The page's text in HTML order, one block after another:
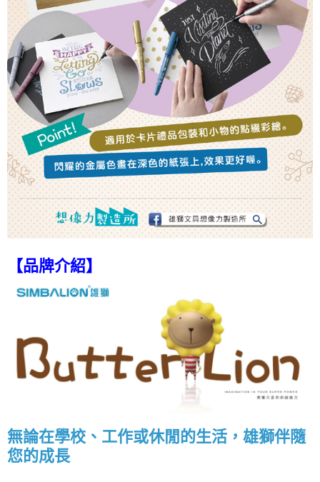
【品牌介紹】
無論在學校、工作或休閒的生活，雄獅伴隨
您的成長